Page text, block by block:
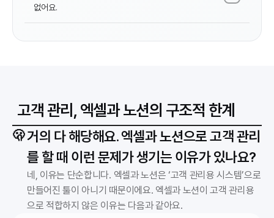
없어요.
고객 관리, 엑셀과 노션의 구조적 한계
🫢 거의 다 해당해요. 엑셀과 노션으로 고객 관리
를 할 때 이런 문제가 생기는 이유가 있나요?
네, 이유는 단순합니다. 엑셀과 노션은 ‘고객 관리용 시스템’으로
만들어진 툴이 아니기 때문이에요. 엑셀과 노션이 고객 관리용
으로 적합하지 않은 이유는 다음과 같아요.